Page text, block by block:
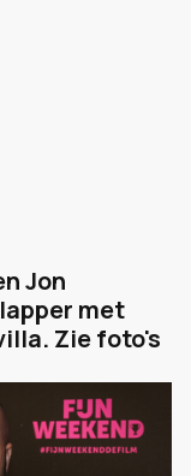
Jon
met
Zie foto's